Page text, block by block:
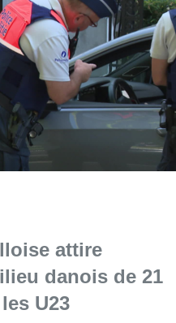
attire
danois de 21
U23